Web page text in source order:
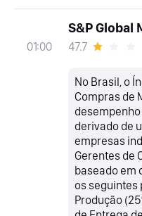
01:00
S&P Global
47.7
No Brasil, o
Compras de
derivado de
empresas
Gerentes de
baseado em
os seguintes
Produção